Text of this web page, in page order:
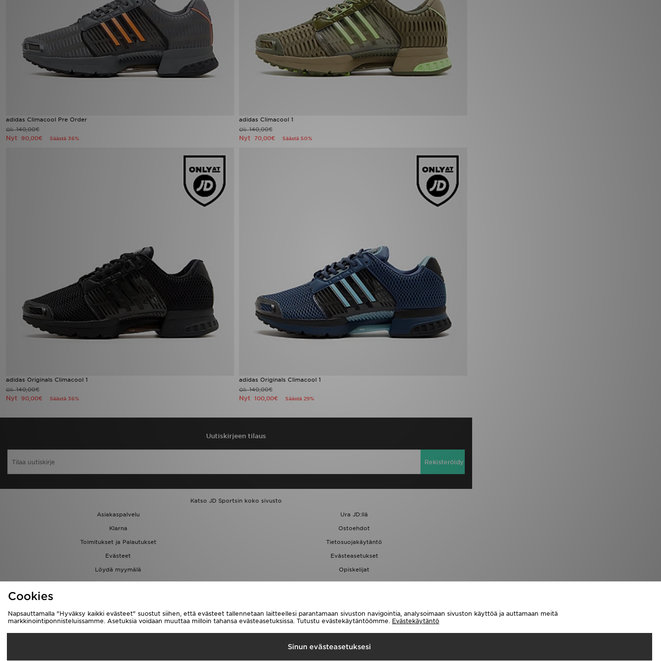
adidas Climacool Pre Order
Oli140,00€
Nyt 90,00€ Säästä 36%
adidas Climacool 1
Oli140,00€
Nyt 70,00€ Säästä 50%
adidas Originals Climacool 1
Oli140,00€
Nyt 90,00€ Säästä 36%
adidas Originals Climacool 1
Oli140,00€
Nyt 100,00€ Säästä 29%
Uutiskirjeen tilaus
Rekisteröidy
Katso JD Sportsin koko sivusto
Asiakaspalvelu
Ura JD:llä
Klarna
Ostoehdot
Toimitukset ja Palautukset
Tietosuojakäytäntö
Evästeet
Evästeasetukset
Löydä myymälä
Opiskelijat
Kumppanuusohjelma
JD Blog
Toimitetaan
Lataa JD-sovellus
Minun JD
Cookies
Napsauttamalla "Hyväksy kaikki evästeet" suostut siihen, että evästeet tallennetaan laitteellesi parantamaan sivuston navigointia, analysoimaan sivuston käyttöä ja auttamaan meitä
markkinointiponnisteluissamme. Asetuksia voidaan muuttaa milloin tahansa evästeasetuksissa. Tutustu evästekäytäntöömme. Evästekäytäntö
Sinun evästeasetuksesi